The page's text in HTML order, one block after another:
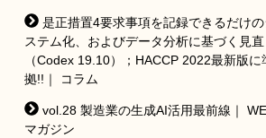
是正措置4要求事項を記録できるだけの
ステム化、およびデータ分析に基づく見直
（Codex 19.10）；HACCP 2022最新版に
拠!!｜ コラム
vol.28 製造業の生成AI活用最前線｜
マガジン